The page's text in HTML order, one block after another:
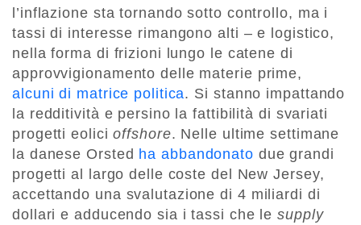
l’inflazione sta tornando sotto controllo, ma i
tassi di interesse rimangono alti – e logistico,
nella forma di frizioni lungo le catene di
approvvigionamento delle materie prime,
alcuni di matrice politica. Si stanno impattando
la redditività e persino la fattibilità di svariati
progetti eolicioffshore. Nelle ultime settimane
la danese Orsted ha abbandonato due grandi
progetti al largo delle coste del New Jersey,
accettando una svalutazione di 4 miliardi di
dollari e adducendo sia i tassi che lesupply